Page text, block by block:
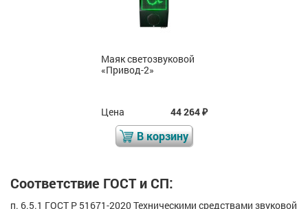
Маяк светозвуковой
«Привод-2»
Цена 44 264₽
В корзину
Соответствие ГОСТ и СП:
п. 6.5.1 ГОСТ Р 51671-2020 Техническими средствами звуковой